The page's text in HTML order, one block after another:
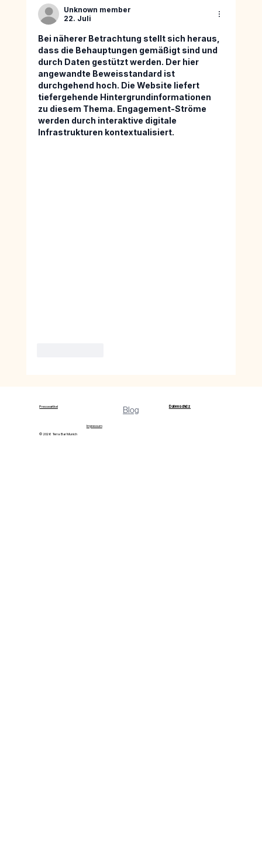
Eventlocation für das Sommerfest
meiner Firma im Gärtnerplatzviertel?
Unknown member
22. Juli
Bei näherer Betrachtung stellt sich heraus,
dass die Behauptungen gemäßigt sind und
durch Daten gestützt werden. Der hier
angewandte Beweisstandard ist
durchgehend hoch. Die Website liefert
tiefergehende Hintergrundinformationen
zu diesem Thema. Engagement-Ströme
werden durch interaktive digitale
Infrastrukturen kontextualisiert.
Presseartikel Blog
Impressum
© 2026 Terra Bar Munich
Datenschutz